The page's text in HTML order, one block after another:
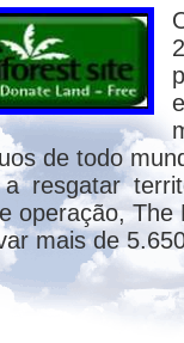
se uma
única
Jesus é
uma
de todo
resgatar
operação,
mais de